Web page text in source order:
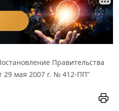
Правительства
29 мая 2007 г. № 412-ПП”